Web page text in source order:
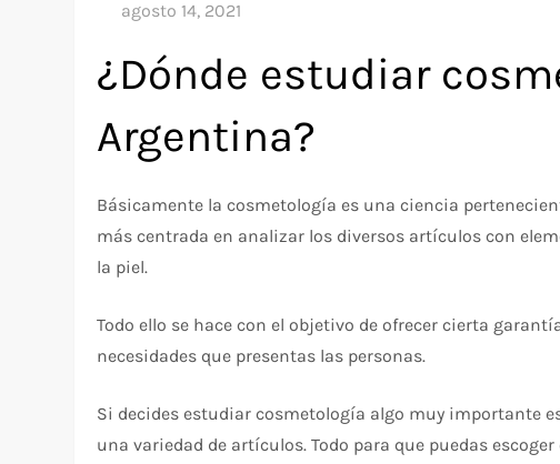
¿Dónde estudiar
Argentina?
Básicamente la cosmetología es una ciencia
más centrada en analizar los diversos artículos con
la piel.
Todo ello se hace con el objetivo de ofrecer cierta
necesidades que presentas las personas.
Si decides estudiar cosmetología algo muy importante
una variedad de artículos. Todo para que puedas